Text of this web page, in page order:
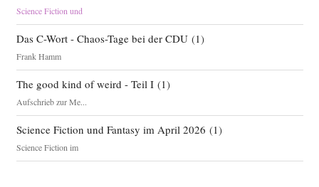
Science Fiction und
Das C-Wort - Chaos-Tage bei der CDU(1)
Frank Hamm
The good kind of weird - Teil I(1)
Aufschrieb zur Me...
Science Fiction und Fantasy im April 2026 (1)
Science Fiction im